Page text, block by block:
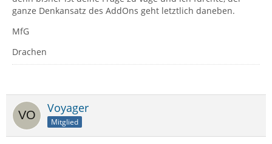
ganze Denkansatz des AddOns geht letztlich daneben.
MfG
Drachen
Voyager
Mitglied